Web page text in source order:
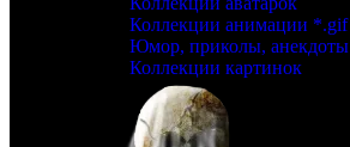
Коллекции анимации *.gif
Юмор, приколы, анекдоты
Коллекции картинок